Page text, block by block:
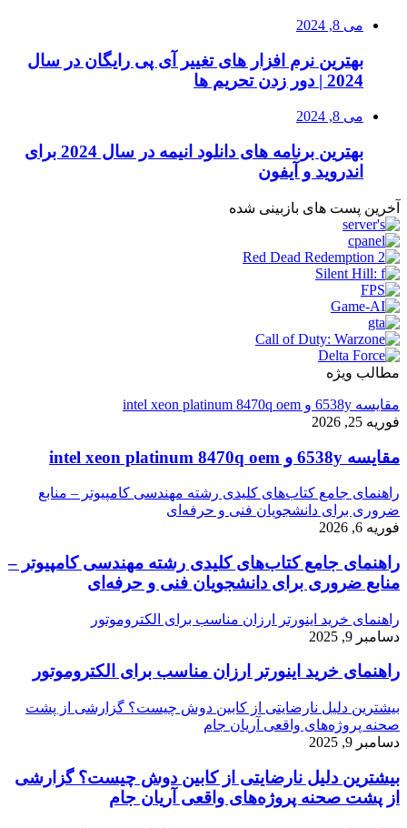
می 8, 2024
بهترین نرم افزار های تغییر آی پی رایگان در سال
2024 | دور زدن تحریم ها
می 8, 2024
بهترین برنامه های دانلود انیمه در سال 2024 برای
اندروید و آیفون
آخرین پست های بازبینی شده
مطالب ویژه
مقایسه 6538y و intel xeon platinum 8470q oem
فوریه 25, 2026
مقایسه 6538y و intel xeon platinum 8470q oem
راهنمای جامع کتاب‌های کلیدی رشته مهندسی کامپیوتر – منابع
ضروری برای دانشجویان فنی و حرفه‌ای
فوریه 6, 2026
راهنمای جامع کتاب‌های کلیدی رشته مهندسی کامپیوتر –
منابع ضروری برای دانشجویان فنی و حرفه‌ای
راهنمای خرید اینورتر ارزان مناسب برای الکتروموتور
دسامبر 9, 2025
راهنمای خرید اینورتر ارزان مناسب برای الکتروموتور
بیشترین دلیل نارضایتی از کابین دوش چیست؟ گزارشی از پشت
صحنه پروژه‌های واقعی آریان جام
دسامبر 9, 2025
بیشترین دلیل نارضایتی از کابین دوش چیست؟ گزارشی
از پشت صحنه پروژه‌های واقعی آریان جام